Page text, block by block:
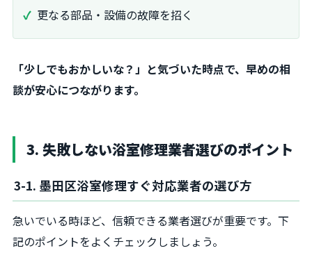
更なる部品・設備の故障を招く
「少しでもおかしいな？」と気づいた時点で、早めの相
談が安心につながります。
3. 失敗しない浴室修理業者選びのポイント
3-1. 墨田区浴室修理すぐ対応業者の選び方
急いでいる時ほど、信頼できる業者選びが重要です。下
記のポイントをよくチェックしましょう。